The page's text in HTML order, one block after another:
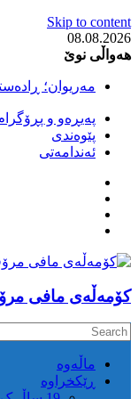
Skip to content
08.08.2026
هەواڵی نوێ
مەریوان؛
سەقز؛
کوژرانی
مەریوان و
پەیڕەو و
پێوەندی
ئەندامەتی
كۆمه‌ڵه‌ی مافی
ماڵه‌وه‌
ڕێکخراوە